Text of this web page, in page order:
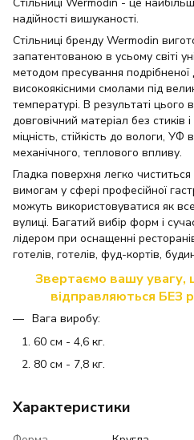
надійності вишуканості.
Стільниці бренду Wermodin
запатентованою в усьому світі
методом пресування подрібненої
високоякісними смолами під
температурі. В результаті цього
довговічний матеріал без стиків
міцність, стійкість до вологи, УФ
механічного, теплового впливу.
Гладка поверхня легко чиститься і
вимогам у сфері професійної
можуть використовуватися як
вулиці. Багатий вибір форм і
лідером при оснащенні
готелів, готелів, фуд-кортів,
Звертаємо вашу увагу,
відправляються БЕЗ
Вага виробу:
60 см - 4,6 кг.
80 см - 7,8 кг.
Характеристики